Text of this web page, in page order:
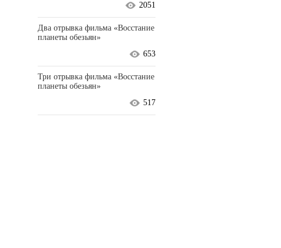
2051
Два отрывка фильма «Восстание
планеты обезьян»
653
Три отрывка фильма «Восстание
планеты обезьян»
517